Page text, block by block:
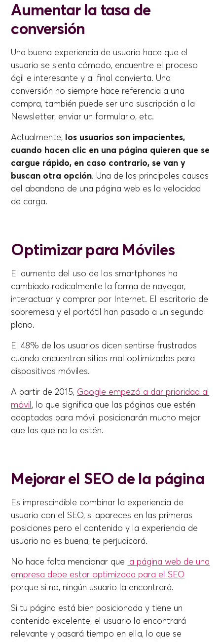
Aumentar la tasa de
conversión
Una buena experiencia de usuario hace que el
usuario se sienta cómodo, encuentre el proceso
ágil e interesante y al final convierta. Una
conversión no siempre hace referencia a una
compra, también puede ser una suscripción a la
Newsletter, enviar un formulario, etc.
Actualmente, los usuarios son impacientes,
cuando hacen clic en una página quieren que se
cargue rápido, en caso contrario, se van y
buscan otra opción. Una de las principales causas
del abandono de una página web es la velocidad
de carga.
Optimizar para Móviles
El aumento del uso de los smartphones ha
cambiado radicalmente la forma de navegar,
interactuar y comprar por Internet. El escritorio de
sobremesa y el portátil han pasado a un segundo
plano.
El 48% de los usuarios dicen sentirse frustrados
cuando encuentran sitios mal optimizados para
dispositivos móviles.
A partir de 2015, Google empezó a dar prioridad al
móvil, lo que significa que las páginas que estén
adaptadas para móvil posicionarán mucho mejor
que las que no lo estén.
Mejorar el SEO de la página
Es imprescindible combinar la experiencia de
usuario con el SEO, si apareces en las primeras
posiciones pero el contenido y la experiencia de
usuario no es buena, te perjudicará.
No hace falta mencionar que la página web de una
empresa debe estar optimizada para el SEO
porque si no, ningún usuario la encontrará.
Si tu página está bien posicionada y tiene un
contenido excelente, el usuario la encontrará
relevante y pasará tiempo en ella, lo que se